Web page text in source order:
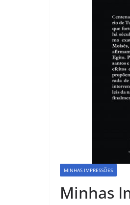
MINHAS IMPRESSÕES
Minhas